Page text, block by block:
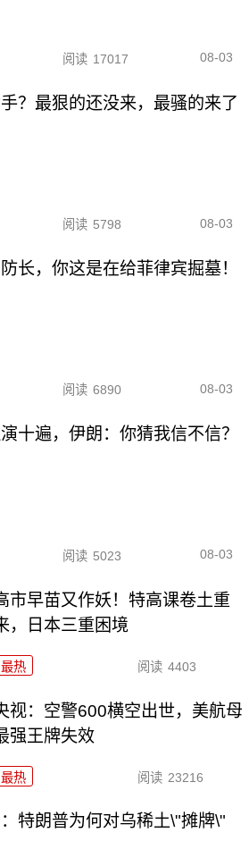
阅读 17017 08-03
？最狠的还没来，最骚的来了
阅读 5798 08-03
长，你这是在给菲律宾掘墓！
阅读 6890 08-03
十遍，伊朗：你猜我信不信？
阅读 5023 08-03
市早苗又作妖！特高课卷土重
，日本三重困境
最热 阅读 4403
视：空警600横空出世，美航母
强王牌失效
最热 阅读 23216
特朗普为何对乌稀土\"摊牌\"